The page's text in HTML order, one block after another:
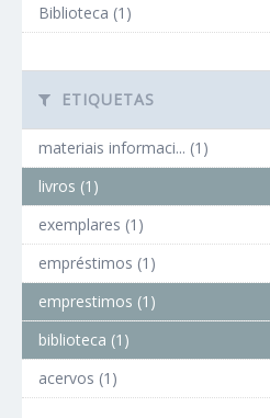
Biblioteca (1)
ETIQUETAS
materiais informaci... (1)
livros (1)
exemplares (1)
empréstimos (1)
emprestimos (1)
biblioteca (1)
acervos (1)